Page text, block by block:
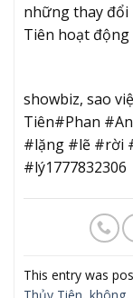
những thay đổi
Tiên hoạt động
showbiz, sao
Tiên#Phan
#lặng #lẽ #rời
#lý1777832306
This entry was
Thủy Tiên, không,